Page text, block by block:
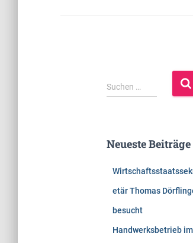
S
u
n
Suchen …
Neueste Beiträge
etär Thomas
besucht
Handwerksbetrieb im